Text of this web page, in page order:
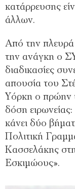
κατάρρευσης
άλλων.
Από την πλευρά
την ανάγκη ο
διαδικασίες
απουσία του
Υόρκη ο πρώην
δόση
κάνει δύο
Πολιτική
Κασσελάκης
Εσκιμώους».